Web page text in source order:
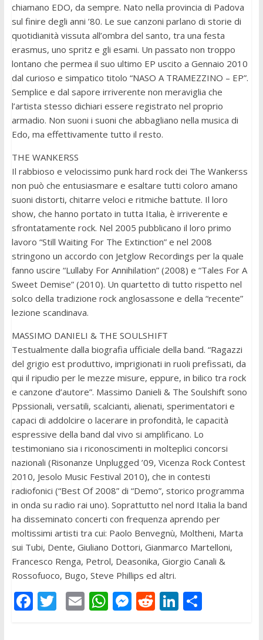
chiamano EDO, da sempre. Nato nella provincia di Padova
sul finire degli anni ’80. Le sue canzoni parlano di storie di
quotidianità vissuta all’ombra del santo, tra una festa
erasmus, uno spritz e gli esami. Un passato non troppo
lontano che permea il suo ultimo EP uscito a Gennaio 2010
dal curioso e simpatico titolo “NASO A TRAMEZZINO – EP”.
Semplice e dal sapore irriverente non meraviglia che
l’artista stesso dichiari essere registrato nel proprio
armadio. Non suoni i suoni che abbagliano nella musica di
Edo, ma effettivamente tutto il resto.
THE WANKERSS
Il rabbioso e velocissimo punk hard rock dei The Wankerss
non può che entusiasmare e esaltare tutti coloro amano
suoni distorti, chitarre veloci e ritmiche battute. Il loro
show, che hanno portato in tutta Italia, è irriverente e
sfrontatamente rock. Nel 2005 pubblicano il loro primo
lavoro “Still Waiting For The Extinction” e nel 2008
stringono un accordo con Jetglow Recordings per la quale
fanno uscire “Lullaby For Annihilation” (2008) e “Tales For A
Sweet Demise” (2010). Un quartetto di tutto rispetto nel
solco della tradizione rock anglosassone e della “recente”
lezione scandinava.
MASSIMO DANIELI & THE SOULSHIFT
Testualmente dalla biografia ufficiale della band. “Ragazzi
del grigio est produttivo, imprigionati in ruoli prefissati, da
qui il ripudio per le mezze misure, eppure, in bilico tra rock
e canzone d’autore”. Massimo Danieli & The Soulshift sono
Ppssionali, versatili, scalcianti, alienati, sperimentatori e
capaci di addolcire o lacerare in profondità, le capacità
espressive della band dal vivo si amplificano. Lo
testimoniano sia i riconoscimenti in molteplici concorsi
nazionali (Risonanze Unplugged ’09, Vicenza Rock Contest
2010, Jesolo Music Festival 2010), che in contesti
radiofonici (“Best Of 2008” di “Demo”, storico programma
in onda su radio rai uno). Soprattutto nel nord Italia la band
ha disseminato concerti con frequenza aprendo per
moltissimi artisti tra cui: Paolo Benvegnù, Moltheni, Marta
sui Tubi, Dente, Giuliano Dottori, Gianmarco Martelloni,
Francesco Renga, Petrol, Deasonika, Giorgio Canali &
Rossofuoco, Bugo, Steve Phillips ed altri.
F T E W M R Li C